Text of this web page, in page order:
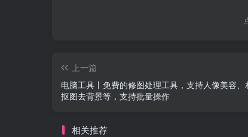
上一篇
电脑工具丨免费的修图处理工具，支持人像美容、
抠图去背景等，支持批量操作
相关推荐